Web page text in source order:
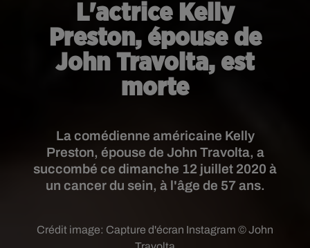
L'actrice Kelly
Preston, épouse de
John Travolta, est
morte
La comédienne américaine Kelly
Preston, épouse de John Travolta, a
succombé ce dimanche 12 juillet 2020 à
un cancer du sein, à l'âge de 57 ans.
Crédit image: Capture d'écran Instagram © John